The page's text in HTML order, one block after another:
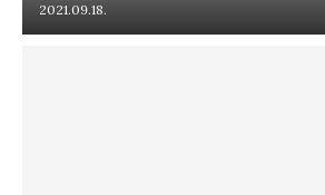
2021.09.18.